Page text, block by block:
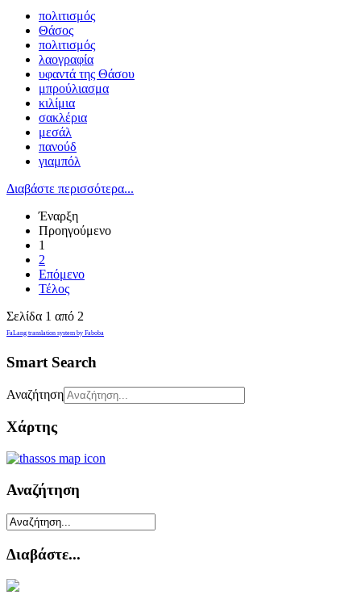
πολιτισμός
Θάσος
πολιτισμός
λαογραφία
υφαντά της Θάσου
μπρούλιασμα
κιλίμια
σακλέρια
μεσάλ
πανούδ
γιαμπόλ
Διαβάστε περισσότερα...
Έναρξη
Προηγούμενο
1
2
Επόμενο
Τέλος
Σελίδα 1 από 2
FaLang translation system by Faboba
Smart Search
Αναζήτηση
Χάρτης
Αναζήτηση
Διαβάστε...